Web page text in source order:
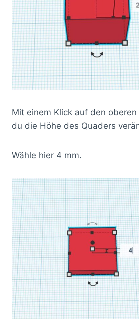
Mit einem Klick auf den
du die Höhe des Quaders
Wähle hier 4 mm.